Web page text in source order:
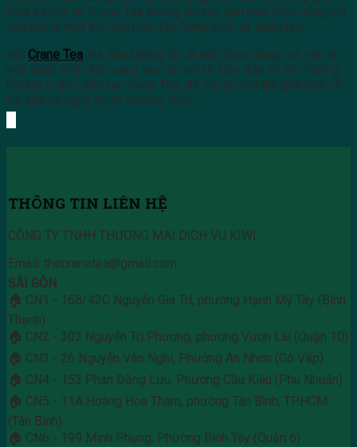
thiết kế tinh tế, Crane Tea không chỉ tạo nên một thức uống mà
còn mở ra một thế giới mới đầy hứng khởi và sáng tạo.
Với Crane Tea, trà sữa không chỉ là một thức uống, mà còn là
một hành trình đầy sáng tạo và tinh tế. Hãy đến và thử những
hương vị độc đáo tại Crane Tea, để mở ra một thế giới mới về
trà sữa và nghệ thuật thưởng thức.
THÔNG TIN LIÊN HỆ
CÔNG TY TNHH THƯƠNG MẠI DỊCH VỤ KIWI
Email: thecranetea@gmail.com
SÀI GÒN
🏠 CN1 - 168/42C Nguyễn Gia Trí, phường Hạnh Mỹ Tây (Bình
Thạnh)
🏠 CN2 - 302 Nguyễn Tri Phương, phường Vườn Lài (Quận 10)
🏠 CN3 - 26 Nguyễn Văn Nghi, Phường An Nhơn (Gò Vấp)
🏠 CN4 - 153 Phan Đăng Lưu, Phường Cầu Kiệu (Phú Nhuận)
🏠 CN5 - 11A Hoàng Hoa Thám, phường Tân Bình, TP.HCM
(Tân Bình)
🏠 CN6 - 199 Minh Phụng, Phường Bình Tây (Quận 6)